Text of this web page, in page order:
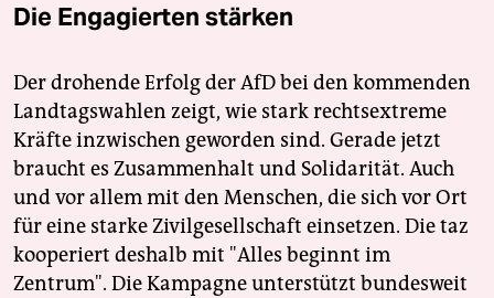
Die Engagierten stärken
Der drohende Erfolg der AfD bei den kommenden
Landtagswahlen zeigt, wie stark rechtsextreme
Kräfte inzwischen geworden sind. Gerade jetzt
braucht es Zusammenhalt und Solidarität. Auch
und vor allem mit den Menschen, die sich vor Ort
für eine starke Zivilgesellschaft einsetzen. Die taz
kooperiert deshalb mit "Alles beginnt im
Zentrum". Die Kampagne unterstützt bundesweit